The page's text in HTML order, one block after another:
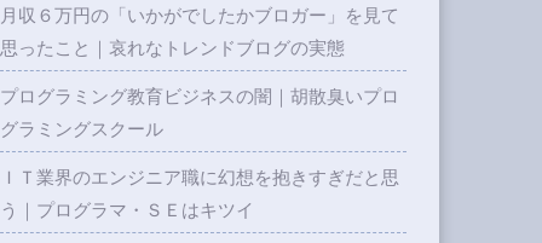
月収６万円の「いかがでしたかブロガー」を見て
思ったこと｜哀れなトレンドブログの実態
プログラミング教育ビジネスの闇｜胡散臭いプロ
グラミングスクール
ＩＴ業界のエンジニア職に幻想を抱きすぎだと思
う｜プログラマ・ＳＥはキツイ